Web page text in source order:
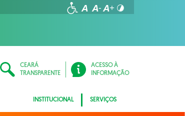
CEARÁ
TRANSPARENTE
ACESSO À
INFORMAÇÃO
INSTITUCIONAL SERVIÇOS